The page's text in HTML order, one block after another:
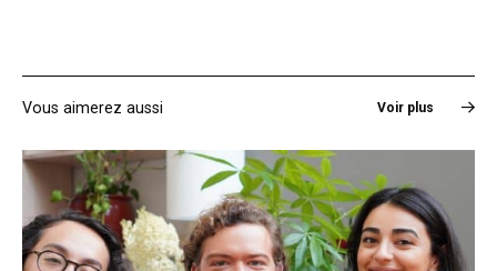
Vous aimerez aussi Voir plus